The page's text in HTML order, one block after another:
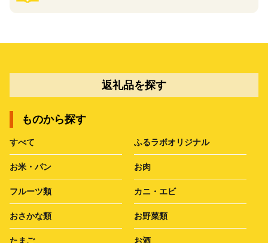
返礼品を探す
ものから探す
すべて ふるラボオリジナル
お米・パン お肉
フルーツ類 カニ・エビ
おさかな類 お野菜類
たまご お酒